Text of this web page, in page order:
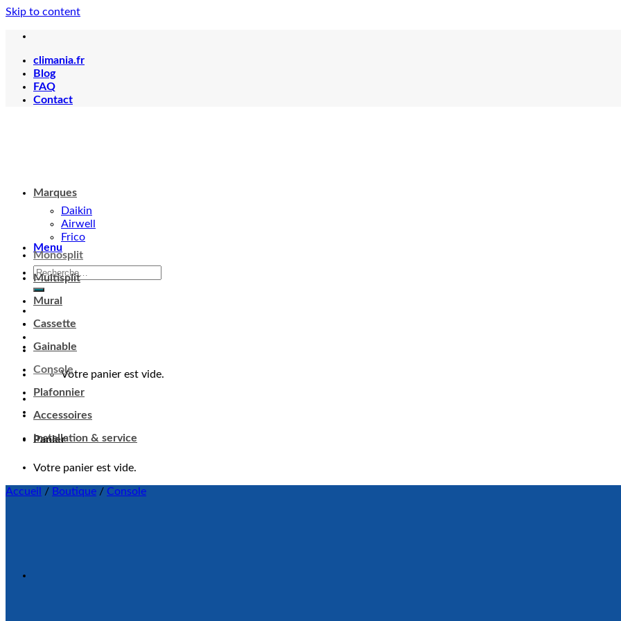
Skip to content
climania.fr
Blog
FAQ
Contact
Votre panier est vide.
Panier
Marques
Daikin
Airwell
Frico
Monosplit
Multisplit
Mural
Cassette
Gainable
Console
Plafonnier
Accessoires
Installation & service
Accueil / Boutique / Console